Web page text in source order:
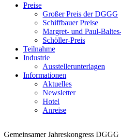
Preise
Großer Preis der DGGG
Schiffbauer Preise
Margret- und Paul-
Schöller-Preis
Teilnahme
Industrie
Ausstellerunterlagen
Informationen
Aktuelles
Newsletter
Hotel
Anreise
Gemeinsamer Jahreskongress